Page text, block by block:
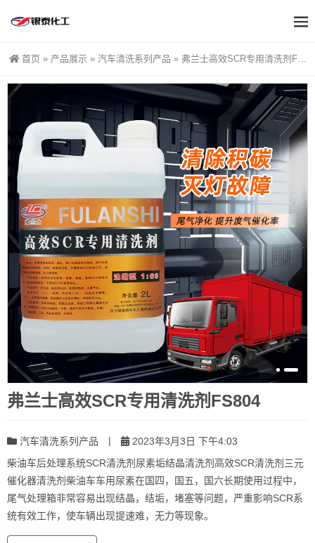
首页 » 产品展示 » 汽车清洗系列产品 » 弗兰士高效SCR专用清洗剂FS804
弗兰士高效SCR专用清洗剂FS804
汽车清洗系列产品 |
2023年3月3日 下午4:03
柴油车后处理系统SCR清洗剂尿素垢结晶清洗剂高效SCR清洗剂三元
催化器清洗剂柴油车车用尿素在国四，国五，国六长期使用过程中，
尾气处理箱非常容易出现结晶，结垢，堵塞等问题，严重影响SCR系
统有效工作，使车辆出现提速难，无力等现象。